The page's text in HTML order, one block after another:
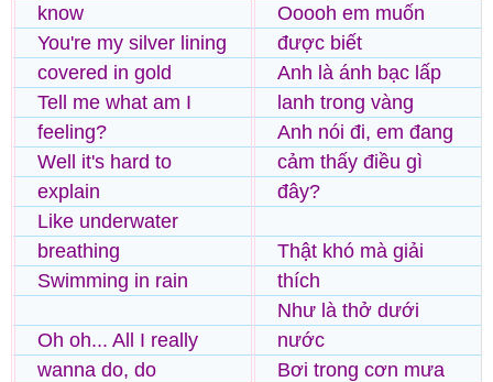
know
You're my silver lining
covered in gold
Tell me what am I
feeling?
Well it's hard to
explain
Like underwater
breathing
Swimming in rain
Oh oh... All I really
wanna do, do
Ooooh em muốn
được biết
Anh là ánh bạc lấp
lanh trong vàng
Anh nói đi, em đang
cảm thấy điều gì
đây?
Thật khó mà giải
thích
Như là thở dưới
nước
Bơi trong cơn mưa